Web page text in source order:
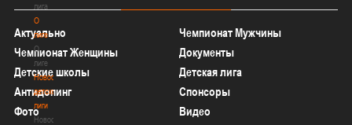
лига
О
лиге
О
лиге
Новости
детской
лиги
Новости
Актуально
Чемпионат Мужчины
Чемпионат Женщины
Документы
Детские школы
Детская лига
Антидопинг
Спонсоры
Фото
Видео